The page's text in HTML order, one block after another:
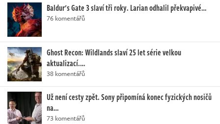
Baldur's Gate 3 slaví tři roky. Larian odhalil překvapivé…
76 komentářů
Ghost Recon: Wildlands slaví 25 let série velkou
aktualizací.…
38 komentářů
Už není cesty zpět. Sony připomíná konec fyzických nosičů
na…
73 komentářů